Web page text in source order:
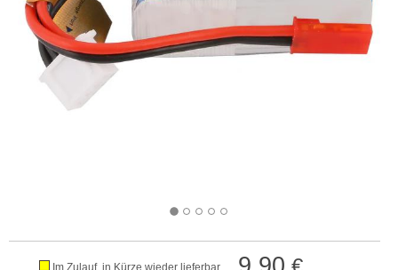
Im Zulauf, in Kürze wieder lieferbar